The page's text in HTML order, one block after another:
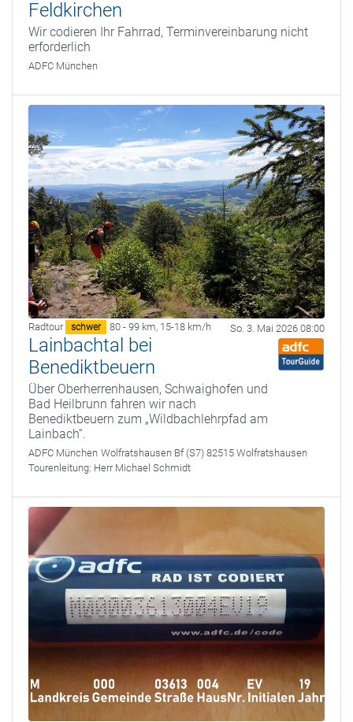
Feldkirchen
Wir codieren Ihr Fahrrad, Terminvereinbarung nicht
erforderlich
ADFC München
Radtour schwer 80 - 99 km, 15-18 km/h So. 3. Mai 2026 08:00
Lainbachtal bei
Benediktbeuern
Über Oberherrenhausen, Schwaighofen und
Bad Heilbrunn fahren wir nach
Benediktbeuern zum „Wildbachlehrpfad am
Lainbach“.
ADFC München Wolfratshausen Bf (S7) 82515 Wolfratshausen
Tourenleitung: Herr Michael Schmidt